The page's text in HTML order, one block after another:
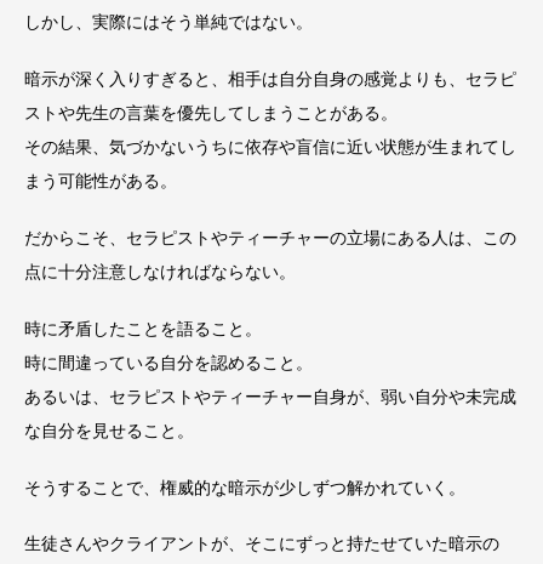
しかし、実際にはそう単純ではない。
暗示が深く入りすぎると、相手は自分自身の感覚よりも、セラピ
ストや先生の言葉を優先してしまうことがある。
その結果、気づかないうちに依存や盲信に近い状態が生まれてし
まう可能性がある。
だからこそ、セラピストやティーチャーの立場にある人は、この
点に十分注意しなければならない。
時に矛盾したことを語ること。
時に間違っている自分を認めること。
あるいは、セラピストやティーチャー自身が、弱い自分や未完成
な自分を見せること。
そうすることで、権威的な暗示が少しずつ解かれていく。
生徒さんやクライアントが、そこにずっと持たせていた暗示の